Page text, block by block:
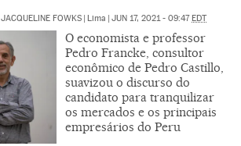
JACQUELINE FOWKS Lima JUN 17, 2021 - 09:47 EDT
O economista e professor
Pedro Francke, consultor
econômico de Pedro Castillo,
suavizou o discurso do
candidato para tranquilizar
os mercados e os principais
empresários do Peru